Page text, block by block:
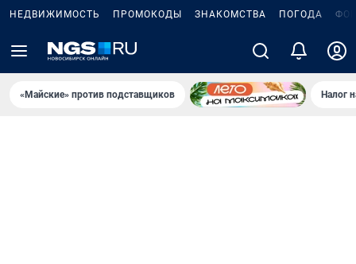
НЕДВИЖИМОСТЬ ПРОМОКОДЫ ЗНАКОМСТВА ПОГОДА
«Майские» против подставщиков Налог